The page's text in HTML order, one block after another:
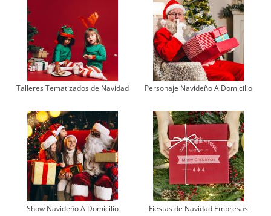
Talleres Tematizados de Navidad Personaje Navideño A Domicilio
Show Navideño A Domicilio Fiestas de Navidad Empresas